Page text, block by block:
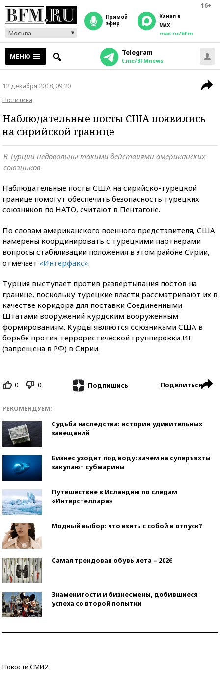
16+
Москва
прямой
эфир
Канал в
MAX
max.ru/bfm
МЕНЮ Telegram
t.me/BFMnews
12 декабря 2018, 09:20
Политика
Наблюдательные посты США появились
на сирийской границе
В Турции недовольны такими действиями американских
союзников
Наблюдательные посты США на сирийско-турецкой
границе помогут обеспечить безопасность турецких
союзников по НАТО, считают в Пентагоне.
По словам американского военного представителя, США
намерены координировать с турецкими партнерами
вопросы стабилизации положения в этом районе Сирии,
отмечает «Интерфакс».
Турция выступает против развертывания постов на
границе, поскольку турецкие власти рассматривают их в
качестве коридора для поставки Соединенными
Штатами вооружений курдским вооруженным
формированиям. Курды являются союзниками США в
борьбе против террористической группировки ИГ
(запрещена в РФ) в Сирии.
0 0 Подпишись Поделиться
РЕКОМЕНДУЕМ:
Судьба наследства: истории удивительных
завещаний
Бизнес уходит под воду: зачем на суперъяхты
закупают субмарины
Путешествие в Исландию по следам
«Интерстеллара»
Модный выбор: что взять с собой в отпуск?
Самая трендовая обувь лета – 2026
Знаменитости и бизнесмены, добившиеся
успеха со второй попытки
Новости СМИ2